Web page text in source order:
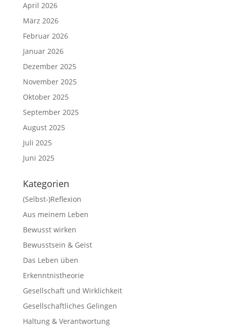
April 2026
März 2026
Februar 2026
Januar 2026
Dezember 2025
November 2025
Oktober 2025
September 2025
August 2025
Juli 2025
Juni 2025
Kategorien
(Selbst-)Reflexion
Aus meinem Leben
Bewusst wirken
Bewusstsein & Geist
Das Leben üben
Erkenntnistheorie
Gesellschaft und Wirklichkeit
Gesellschaftliches Gelingen
Haltung & Verantwortung